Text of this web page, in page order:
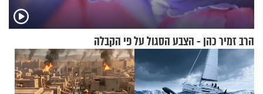
הרב זמיר כהן - הצבע הסגול על פי הקבלה